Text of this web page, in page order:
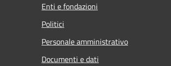
Enti e fondazioni
Politici
Personale amministrativo
Documenti e dati